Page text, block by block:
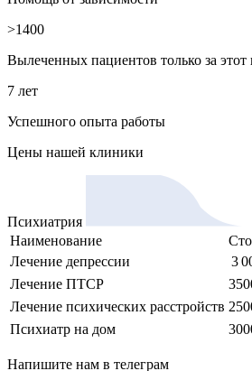
>1400
Вылеченных пациентов только за этот
7 лет
Успешного опыта работы
Цены нашей клиники
Психиатрия
Наименование
Лечение депрессии
3
Лечение ПТСР
Лечение психических расстройств
Психиатр на дом
Напишите нам в телеграм